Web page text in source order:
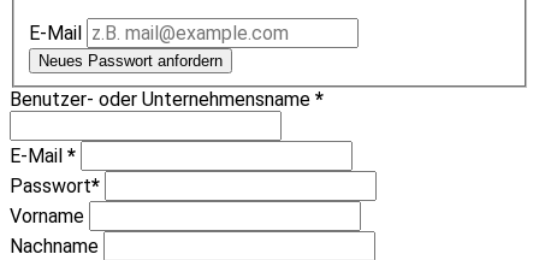
E-Mail
Neues Passwort anfordern
Benutzer- oder Unternehmensname *
E-Mail *
Passwort*
Vorname
Nachname